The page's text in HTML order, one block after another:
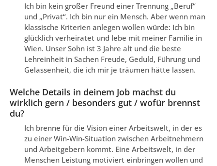
Ich bin kein großer Freund einer Trennung „Beruf“
und „Privat“. Ich bin nur ein Mensch. Aber wenn man
klassische Kriterien anlegen wollen würde: Ich bin
glücklich verheiratet und lebe mit meiner Familie in
Wien. Unser Sohn ist 3 Jahre alt und die beste
Lehreinheit in Sachen Freude, Geduld, Führung und
Gelassenheit, die ich mir je träumen hätte lassen.
Welche Details in deinem Job machst du
wirklich gern / besonders gut / wofür brennst
du?
Ich brenne für die Vision einer Arbeitswelt, in der es
zu einer Win-Win-Situation zwischen Arbeitnehmern
und Arbeitgebern kommt. Eine Arbeitswelt, in der
Menschen Leistung motiviert einbringen wollen und